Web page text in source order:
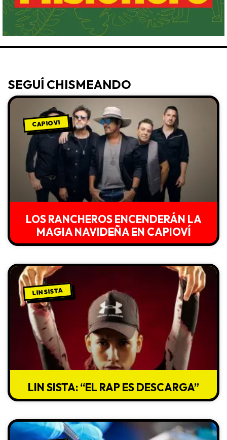
SEGUÍ CHISMEANDO
CAPIOVI
LOS RANCHEROS ENCENDERÁN LA
MAGIA NAVIDEÑA EN CAPIOVÍ
LIN SISTA
LIN SISTA: “EL RAP ES DESCARGA”